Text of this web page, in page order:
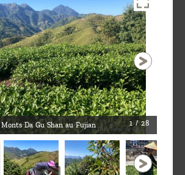
Monts Da Gu Shan au Fujian 1 / 28